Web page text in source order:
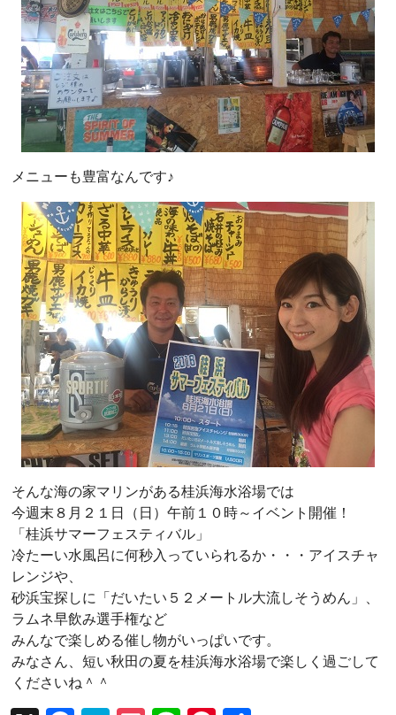
メニューも豊富なんです♪
そんな海の家マリンがある桂浜海水浴場では
今週末８月２１日（日）午前１０時～イベント開催！
「桂浜サマーフェスティバル」
冷たーい水風呂に何秒入っていられるか・・・アイスチャ
レンジや、
砂浜宝探しに「だいたい５２メートル大流しそうめん」、
ラムネ早飲み選手権など
みんなで楽しめる催し物がいっぱいです。
みなさん、短い秋田の夏を桂浜海水浴場で楽しく過ごして
くださいね＾＾